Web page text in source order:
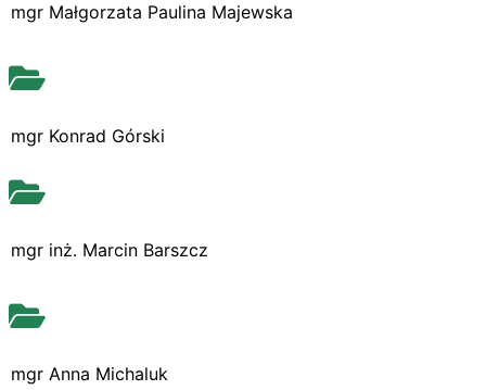
mgr Małgorzata Paulina Majewska
mgr Konrad Górski
mgr inż. Marcin Barszcz
mgr Anna Michaluk